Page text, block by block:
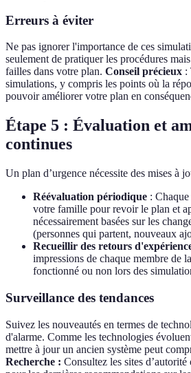
Erreurs à éviter
Ne pas ignorer l'importance de ces
seulement de pratiquer les procédures
failles dans votre plan. Conseil précieux :
simulations, y compris les points où la
pouvoir améliorer votre plan en
Étape 5 : Évaluation et
continues
Un plan d’urgence nécessite des mises à
Réévaluation périodique :
votre famille pour revoir le plan et
nécessairement basées sur les
(personnes qui partent, nouveaux
Recueillir des retours
impressions de chaque membre de
fonctionné ou non lors des
Surveillance des tendances
Suivez les nouveautés en termes de
d'alarme. Comme les technologies
mettre à jour un ancien système peut
Recherche : Consultez les sites d’autorité